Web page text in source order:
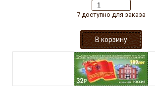
7 доступно для заказа